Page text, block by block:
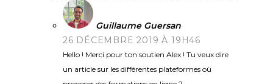
Guillaume Guersan
26 DÉCEMBRE 2019 À 19H46
Hello ! Merci pour ton soutien Alex ! Tu veux dire
un article sur les différentes plateformes où